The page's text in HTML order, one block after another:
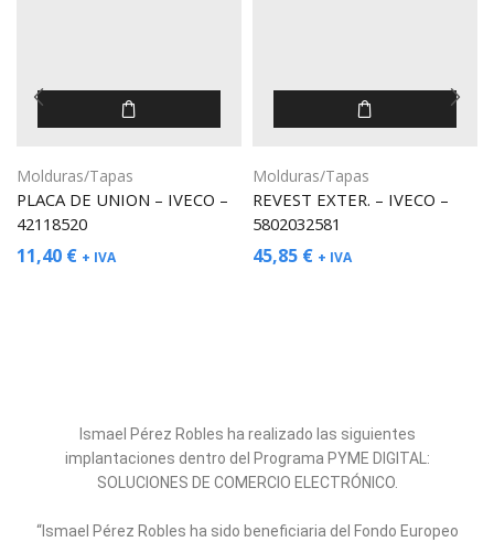
Molduras/Tapas
PLACA DE UNION – IVECO –
42118520
11,40 € + IVA
Molduras/Tapas
REVEST EXTER. – IVECO –
5802032581
45,85 € + IVA
Ismael Pérez Robles ha realizado las siguientes
implantaciones dentro del Programa PYME DIGITAL:
SOLUCIONES DE COMERCIO ELECTRÓNICO.
“Ismael Pérez Robles ha sido beneficiaria del Fondo Europeo